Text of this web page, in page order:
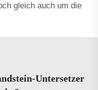
gleich auch um die
Untersetzer